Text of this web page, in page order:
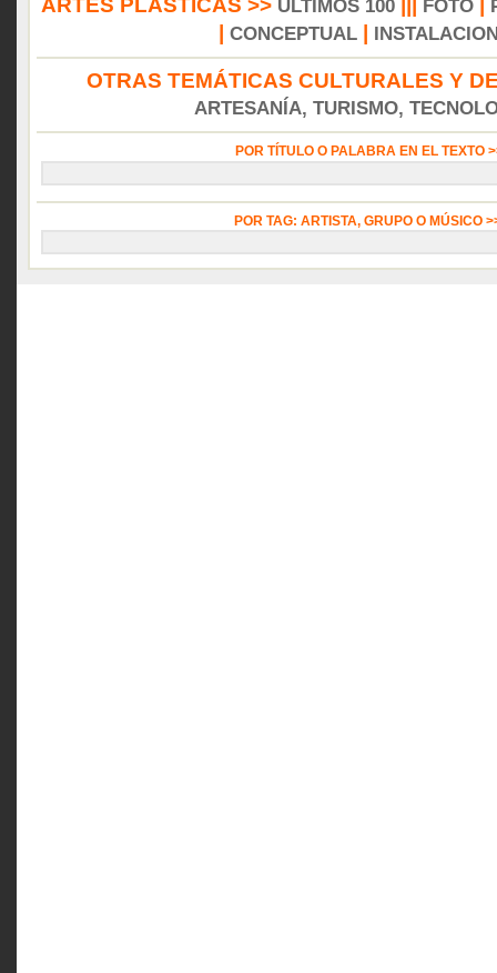
ARTES PLÁSTICAS >> ÚLTIMOS 100 FOTO
CONCEPTUAL
OTRAS TEMÁTICAS CULTURALES Y
ARTESANÍA, TURISMO,
POR TÍTULO O PALABRA EN EL TEXTO
POR TAG: ARTISTA, GRUPO O MÚSICO